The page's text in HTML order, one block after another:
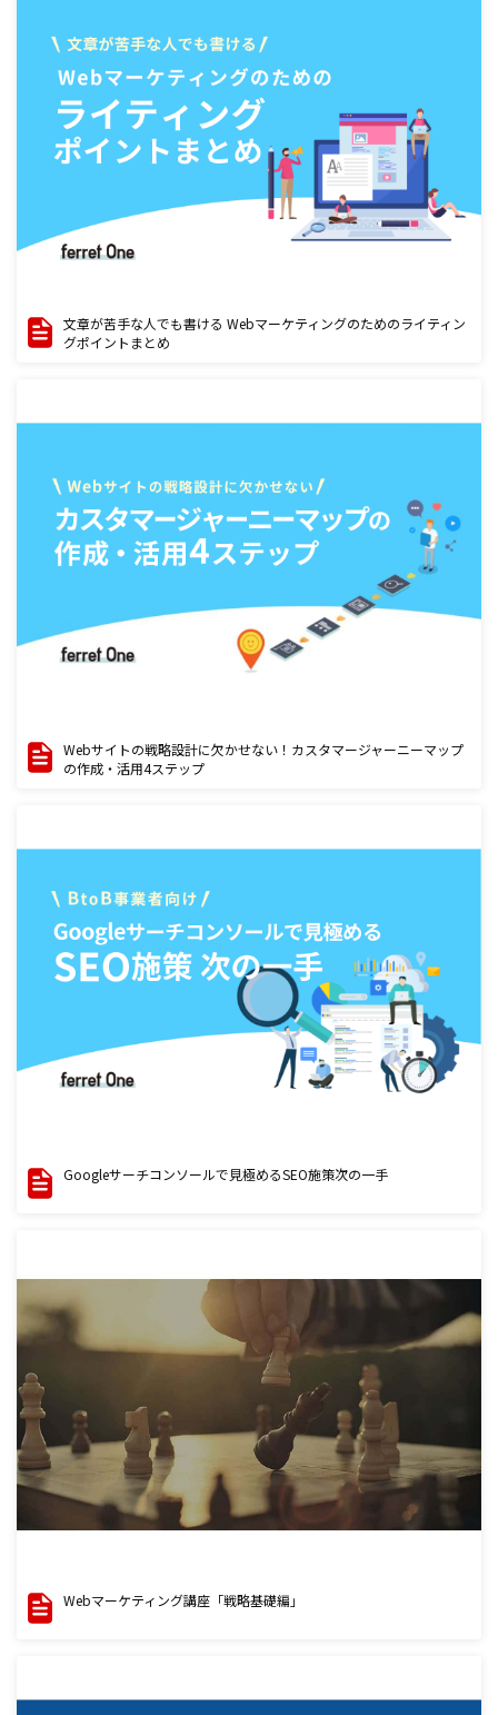
文章が苦手な人でも書ける Webマーケティングのためのライティン
グポイントまとめ
Webサイトの戦略設計に欠かせない！カスタマージャーニーマップ
の作成・活用4ステップ
Googleサーチコンソールで見極めるSEO施策次の一手
Webマーケティング講座「戦略基礎編」